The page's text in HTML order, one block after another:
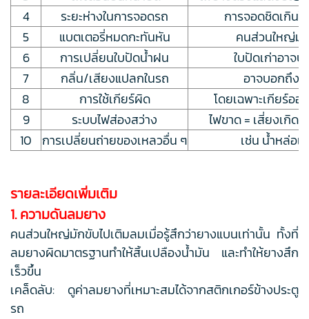
4
ระยะห่างในการจอดรถ
การจอดชิดเกินไ
5
แบตเตอรี่หมดกะทันหัน
คนส่วนใหญ่ม
6
การเปลี่ยนใบปัดน้ำฝน
ใบปัดเก่าอาจ
7
กลิ่น/เสียงแปลกในรถ
อาจบอกถึง
8
การใช้เกียร์ผิด
โดยเฉพาะเกียร์ออ
9
ระบบไฟส่องสว่าง
ไฟขาด = เสี่ยงเกิ
10 การเปลี่ยนถ่ายของเหลวอื่น ๆ เช่น น้ำหล่อเ
รายละเอียดเพิ่มเติม
1. ความดันลมยาง
คนส่วนใหญ่มักขับไปเติมลมเมื่อรู้สึกว่ายางแบนเท่านั้น ทั้งที่
ลมยางผิดมาตรฐานทำให้สิ้นเปลืองน้ำมัน และทำให้ยางสึก
เร็วขึ้น
เคล็ดลับ: ดูค่าลมยางที่เหมาะสมได้จากสติกเกอร์ข้างประตู
รถ